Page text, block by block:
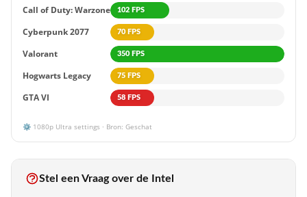
TOETSENBORD
Geen Monitor
Call of Duty: Warzone 102 FPS
Cyberpunk 2077 70 FPS
Valorant 350 FPS
Hogwarts Legacy 75 FPS
GTA VI 58 FPS
⚙️ 1080p Ultra settings · Bron: Geschat
Stel een Vraag over de Intel